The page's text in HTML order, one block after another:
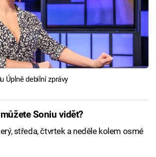
Úplně debilní zprávy
Soniu vidět?
středa, čtvrtek a neděle kolem osmé